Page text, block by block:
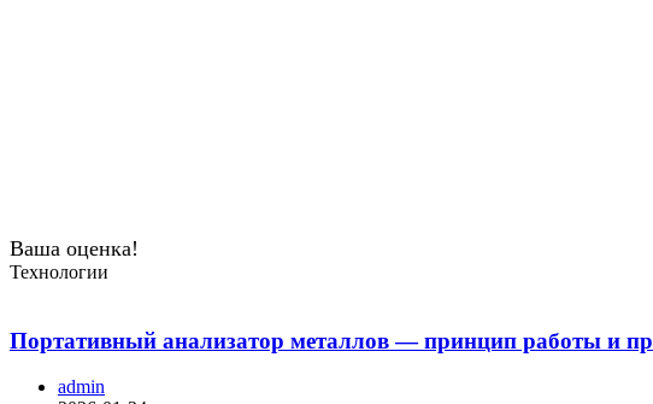
Ваша оценка!
Технологии
Портативный анализатор металлов — принцип работы и
admin